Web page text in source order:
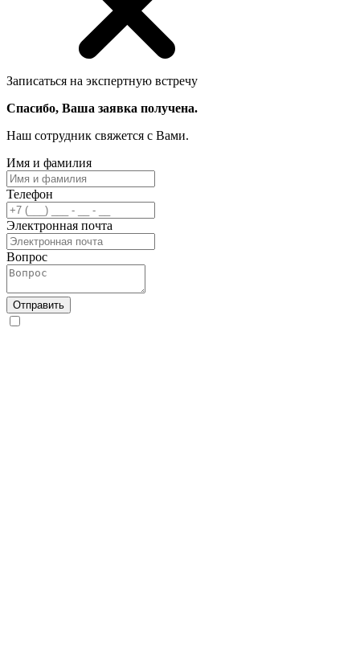
Записаться на экспертную встречу
Спасибо, Ваша заявка получена.
Наш сотрудник свяжется с Вами.
Имя и фамилия
Телефон
Электронная почта
Вопрос
Отправить